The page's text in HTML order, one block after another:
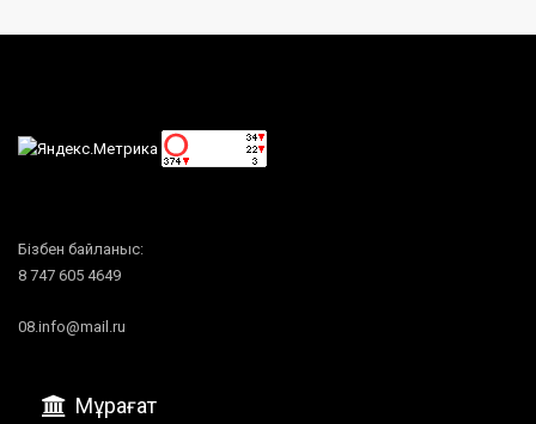
Бізбен байланыс:
8 747 605 4649
08.info@mail.ru
Мұрағат